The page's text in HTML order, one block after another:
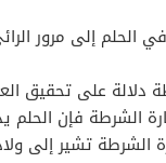
الحلم إلى مرور
دلالة على تحقيق
الشرطة فإن
الشرطة تشير إلى